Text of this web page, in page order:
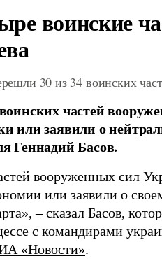
воинские
30 из 34 воинских
частей
или заявили о
Геннадий Басов.
вооруженных сил
или заявили о
– сказал Басов,
с командирами
«Новости».